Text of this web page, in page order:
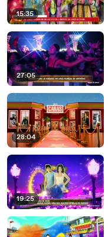
15:35
27:05
28:04
19:25